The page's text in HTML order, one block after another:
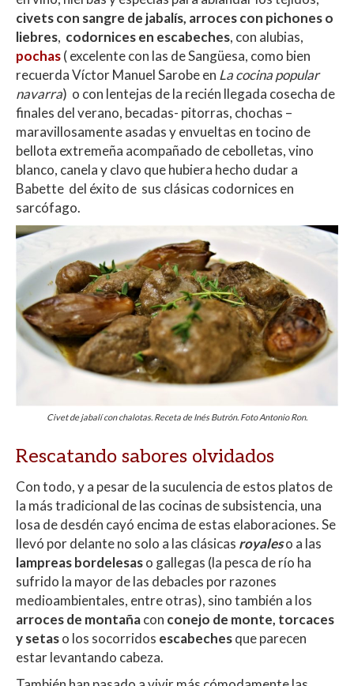
civets con sangre de jabalís, arroces con pichones o
liebres, codornices en escabeches, con alubias,
pochas( excelente con las de Sangüesa, como bien
recuerda Víctor Manuel Sarobe en La cocina popular
navarra) o con lentejas de la recién llegada cosecha de
finales del verano, becadas- pitorras, chochas –
maravillosamente asadas y envueltas en tocino de
bellota extremeña acompañado de cebolletas, vino
blanco, canela y clavo que hubiera hecho dudar a
Babette del éxito de sus clásicas codornices en
sarcófago.
Civet de jabalí con chalotas. Receta de Inés Butrón. Foto Antonio Ron.
Rescatando sabores olvidados
Con todo, y a pesar de la suculencia de estos platos de
la más tradicional de las cocinas de subsistencia, una
losa de desdén cayó encima de estas elaboraciones. Se
llevó por delante no solo a las clásicas royaleso a las
lampreas bordelesaso gallegas (la pesca de río ha
sufrido la mayor de las debacles por razones
medioambientales, entre otras), sino también a los
arroces de montañacon conejo de monte, torcaces
y setaso los socorridos escabechesque parecen
estar levantando cabeza.